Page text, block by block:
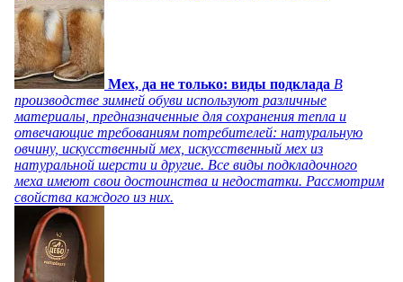
Мех, да не только: виды подклада В
производстве зимней обуви используют различные
материалы, предназначенные для сохранения тепла и
отвечающие требованиям потребителей: натуральную
овчину, искусственный мех, искусственный мех из
натуральной шерсти и другие. Все виды подкладочного
меха имеют свои достоинства и недостатки. Рассмотрим
свойства каждого из них.